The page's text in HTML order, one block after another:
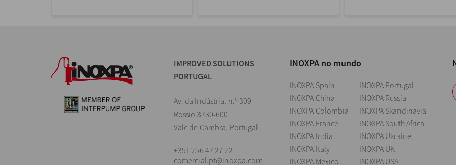
IMPROVED SOLUTIONS
PORTUGAL
Av. da Indústria, n.º 309
Rossio 3730-600
Vale de Cambra, Portugal
+351 256 47 27 22
comercial.pt@inoxpa.com
INOXPA no mundo
INOXPA Spain
INOXPA China
INOXPA Colombia
INOXPA France
INOXPA India
INOXPA Italy
INOXPA Mexico
INOXPA Portugal
INOXPA Russia
INOXPA Skandinavia
INOXPA South Africa
INOXPA Ukraine
INOXPA UK
INOXPA USA